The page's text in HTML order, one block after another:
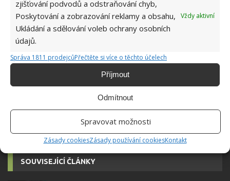
zjišťování podvodů a odstraňování chyb,
Poskytování a zobrazování reklamy a obsahu,
Ukládání a sdělování voleb ochrany osobních
údajů.
Vždy aktivní
Správa 1811 prodejcůPřečtěte si více o těchto účelech
Příjmout
Odmítnout
Spravovat možnosti
Zásady cookiesZásady používání cookiesKontakt
Jiří Kolář
univerzity, který je již od malička
možné najít v j...
SOUVISEJÍCÍ ČLÁNKY